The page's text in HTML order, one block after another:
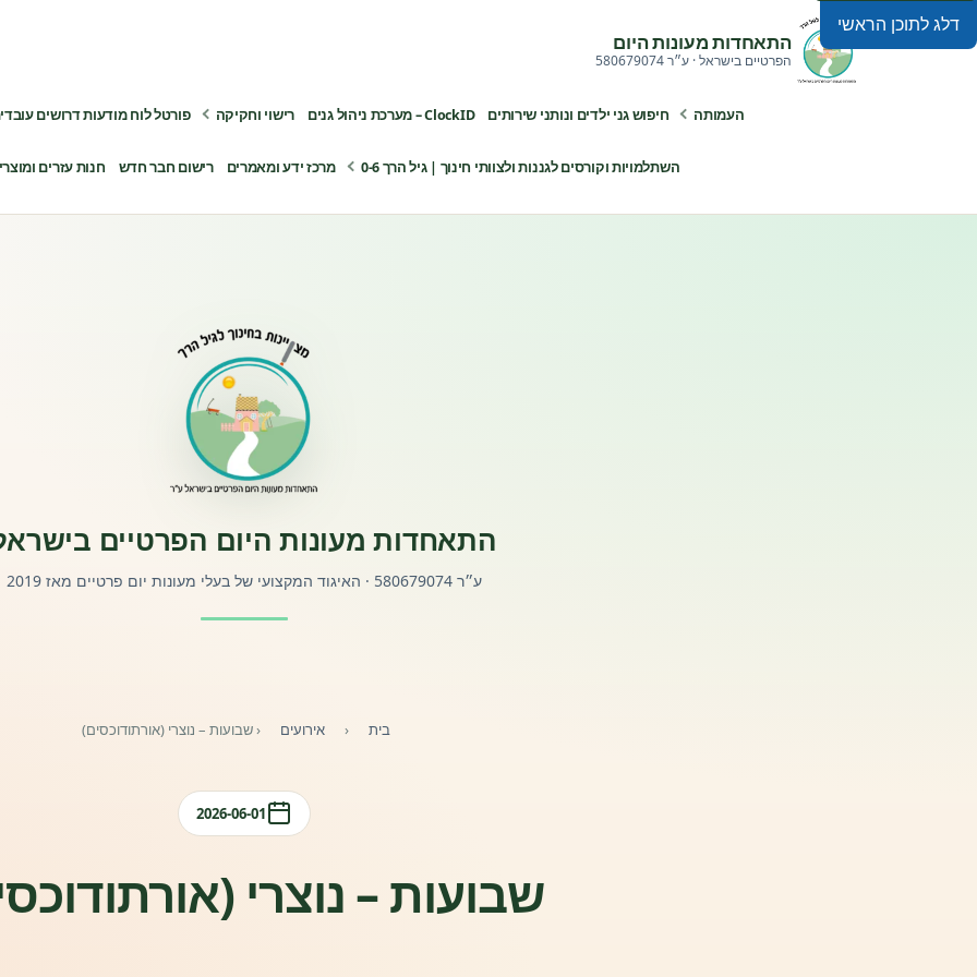
דלג לתוכן הראשי
התאחדות מעונות היום
הפרטיים בישראל · ע״ר 580679074
העמותה חיפוש גני ילדים ונותני שירותים ClockID – מערכת ניהול גנים רישוי וחקיקה פורטל לוח מודעות דרושים
השתלמויות וקורסים לגננות ולצוותי חינוך | גיל הרך 0-6 מרכז ידע ומאמרים רישום חבר חדש חנות עזרים
התאחדות מעונות היום הפרטיים
ע״ר 580679074 · האיגוד המקצועי של בעלי מעונות יום פרטיים מאז 2019
בית ‹ אירועים ‹שבועות – נוצרי (אורתודוכסים)
2026-06-01
שבועות – נוצרי